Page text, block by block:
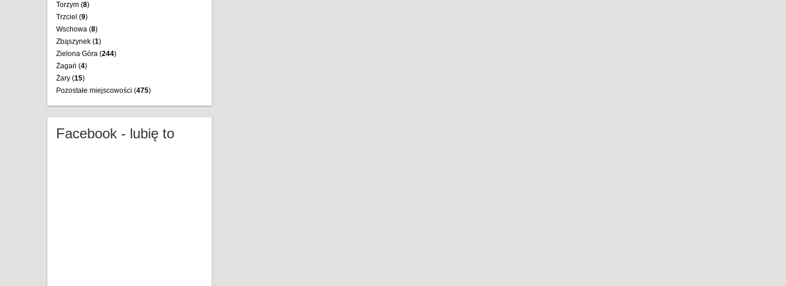
Torzym (8)
Trzciel (9)
Wschowa (8)
Zbąszynek (1)
Zielona Góra (244)
Żagań (4)
Żary (15)
Pozostałe miejscowości (475)
Facebook - lubię to